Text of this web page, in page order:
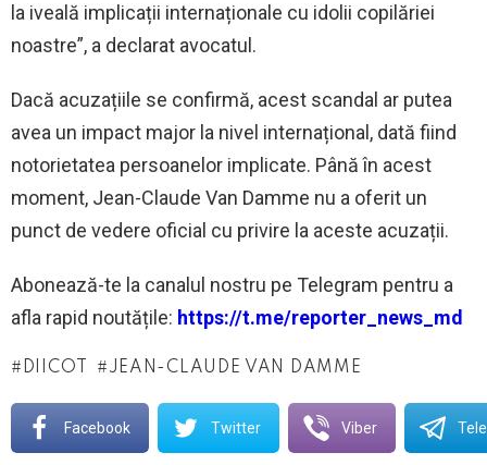
la iveală implicații internaționale cu idolii copilăriei
noastre”, a declarat avocatul.
Dacă acuzațiile se confirmă, acest scandal ar putea
avea un impact major la nivel internațional, dată fiind
notorietatea persoanelor implicate. Până în acest
moment, Jean-Claude Van Damme nu a oferit un
punct de vedere oficial cu privire la aceste acuzații.
‍Abonează-te la canalul nostru pe Telegram pentru a
afla rapid noutățile: https://t.me/reporter_news_md
DIICOT JEAN-CLAUDE VAN DAMME
Facebook Twitter Viber